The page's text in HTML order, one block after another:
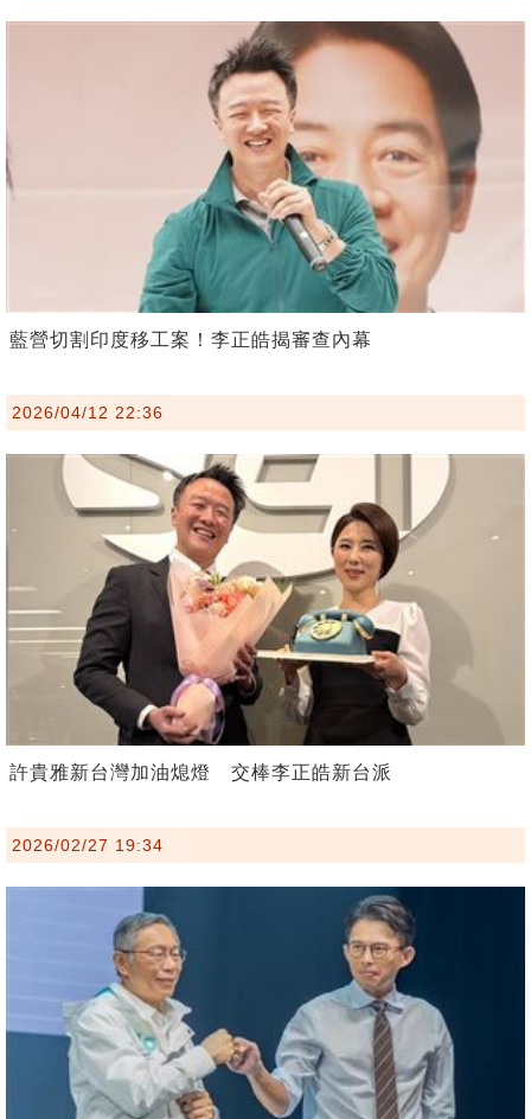
藍營切割印度移工案！李正皓揭審查內幕
2026/04/12 22:36
許貴雅新台灣加油熄燈 交棒李正皓新台派
2026/02/27 19:34